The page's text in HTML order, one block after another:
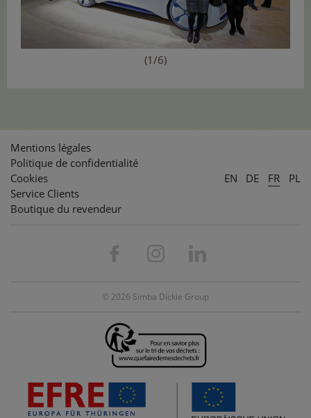
(1/6)
Mentions légales
Politique de confidentialité
Cookies
Service Clients
Boutique du revendeur
EN DE FR PL
© 2026 Simba Dickie Group